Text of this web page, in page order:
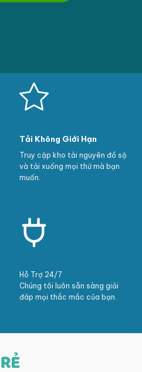
Tải Không Giới Hạn
Truy cập kho tài nguyên đồ sộ
và tải xuống mọi thứ mà bạn
muốn.
Hỗ Trợ 24/7
Chúng tôi luôn sẵn sàng giải
đáp mọi thắc mắc của bạn.